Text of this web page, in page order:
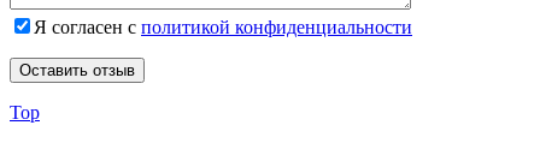
Я согласен с политикой конфиденциальности
Top